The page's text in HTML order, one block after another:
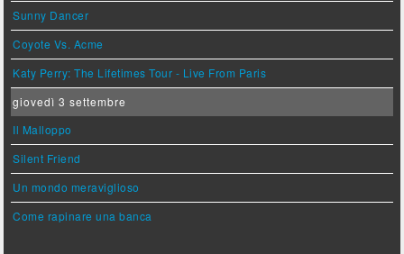
Sunny Dancer
Coyote Vs. Acme
Katy Perry: The Lifetimes Tour - Live From Paris
giovedì 3 settembre
Il Malloppo
Silent Friend
Un mondo meraviglioso
Come rapinare una banca